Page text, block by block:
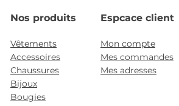
Nos produits
Vêtements
Accessoires
Chaussures
Bijoux
Bougies
Espcace client
Mon compte
Mes commandes
Mes adresses